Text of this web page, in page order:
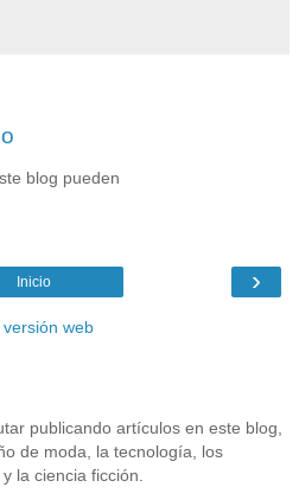
blog pueden
›
Inicio
versión web
publicando artículos en este blog,
de moda, la tecnología, los
la ciencia ficción.